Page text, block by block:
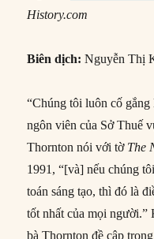
History.com
Biên dịch:Nguyễn Thị
“Chúng tôi luôn cố
ngôn viên của Sở Thuế
Thornton nói với tờ The
1991, “[và] nếu chúng
toán sáng tạo, thì đó là
tốt nhất của mọi người.”
bà Thornton đề cập